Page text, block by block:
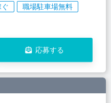
職場駐車場無料
応募する